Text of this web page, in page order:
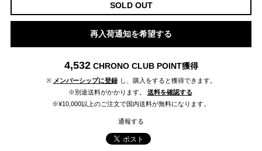
SOLD OUT
再入荷通知を希望する
4,532 CHRONO CLUB POINT獲得
※ メンバーシップに登録 し、購入をすると獲得できます。
※別途送料がかかります。
送料を確認する
※¥10,000以上のご注文で国内送料が無料になります。
通報する